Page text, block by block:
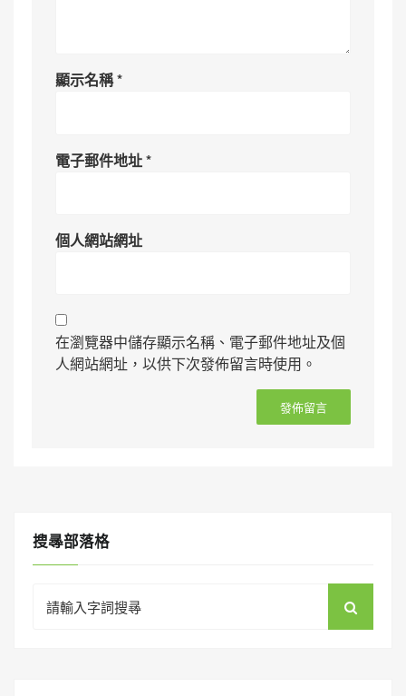
顯示名稱*
電子郵件地址*
個人網站網址
在瀏覽器中儲存顯示名稱、電子郵件地址及個
人網站網址，以供下次發佈留言時使用。
搜㝷部落格
for: